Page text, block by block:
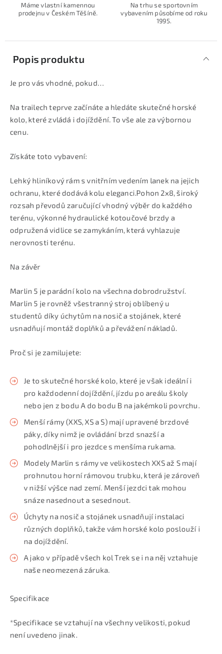
Máme vlastní kamennou
prodejnu v Českém Těšíně.
Na trhu se sportovním
vybavením působíme od roku
1995.
Popis produktu
Je pro vás vhodné, pokud…
Na trailech teprve začínáte a hledáte skutečné horské
kolo, které zvládá i dojíždění. To vše ale za výbornou
cenu.
Získáte toto vybavení:
Lehký hliníkový rám s vnitřním vedením lanek na jejich
ochranu, které dodává kolu eleganci.Pohon 2x8, široký
rozsah převodů zaručující vhodný výběr do každého
terénu, výkonné hydraulické kotoučové brzdy a
odpružená vidlice se zamykáním, která vyhlazuje
nerovnosti terénu.
Na závěr
Marlin 5 je parádní kolo na všechna dobrodružství.
Marlin 5 je rovněž všestranný stroj oblíbený u
studentů díky úchytům na nosič a stojánek, které
usnadňují montáž doplňků a převážení nákladů.
Proč si je zamilujete:
Je to skutečné horské kolo, které je však ideální i
pro každodenní dojíždění, jízdu po areálu školy
nebo jen z bodu A do bodu B na jakémkoli povrchu.
Menší rámy (XXS, XS a S) mají upravené brzdové
páky, díky nimž je ovládání brzd snazší a
pohodlnější i pro jezdce s menšíma rukama.
Modely Marlin s rámy ve velikostech XXS až S mají
prohnutou horní rámovou trubku, která je zároveň
v nižší výšce nad zemí. Menší jezdci tak mohou
snáze nasednout a sesednout.
Úchyty na nosič a stojánek usnadňují instalaci
různých doplňků, takže vám horské kolo poslouží i
na dojíždění.
A jako v případě všech kol Trek se i na něj vztahuje
naše neomezená záruka.
Specifikace
*Specifikace se vztahují na všechny velikosti, pokud
není uvedeno jinak.